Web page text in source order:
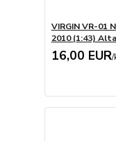
VIRGIN VR-01
2010 (1:43)
16,00 EUR/